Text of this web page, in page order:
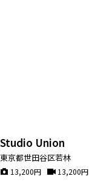
Studio Union
東京都世田谷区若林
13,200円 13,200円